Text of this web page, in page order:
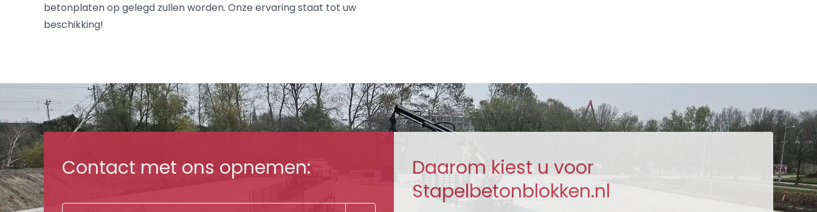
betonplaten op gelegd zullen worden. Onze ervaring staat tot uw
beschikking!
Contact met ons opnemen:
Daarom kiest u voor
Stapelbetonblokken.nl